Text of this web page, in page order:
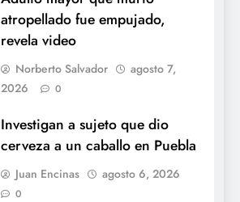
atropellado fue empujado,
revela video
Norberto Salvador
agosto 7,
2026
0
Investigan a sujeto que dio
cerveza a un caballo en Puebla
Juan Encinas agosto 6, 2026
0